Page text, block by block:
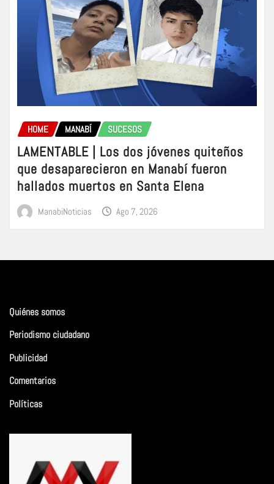
HOME MANABÍ SUCESOS
LAMENTABLE | Los dos jóvenes quiteños
que desaparecieron en Manabí fueron
hallados muertos en Santa Elena
ManabiNoticias Ago 7, 2026
Quiénes somos
Periodismo ciudadano
Publicidad
Comentarios
Políticas